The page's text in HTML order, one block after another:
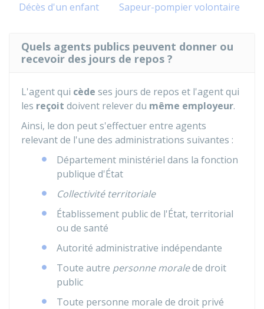
Décès d'un enfant
Sapeur-pompier volontaire
Quels agents publics peuvent donner ou
recevoir des jours de repos ?
L'agent qui cède ses jours de repos et l'agent qui
les reçoit doivent relever du même employeur.
Ainsi, le don peut s'effectuer entre agents
relevant de l'une des administrations suivantes :
Département ministériel dans la fonction
publique d'État
Collectivité territoriale
Établissement public de l'État, territorial
ou de santé
Autorité administrative indépendante
Toute autre personne moralede droit
public
Toute personne morale de droit privé